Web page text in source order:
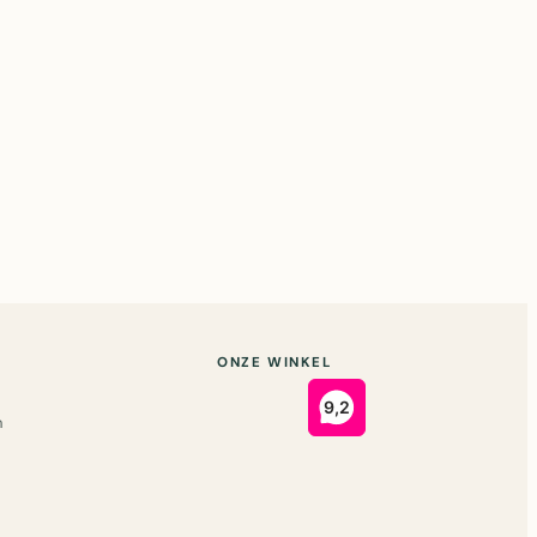
ONZE WINKEL